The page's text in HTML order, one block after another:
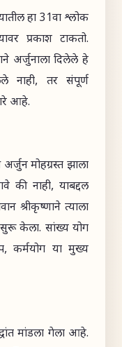
हा 31वा श्लोक
प्रकाश टाकतो.
अर्जुनाला दिलेले हे
नाही, तर संपूर्ण
आहे.
अर्जुन मोहग्रस्त झाला
की नाही, याबद्दल
श्रीकृष्णाने त्याला
सुरू केला. सांख्य योग
कर्मयोग या मुख्य
मांडला गेला आहे.